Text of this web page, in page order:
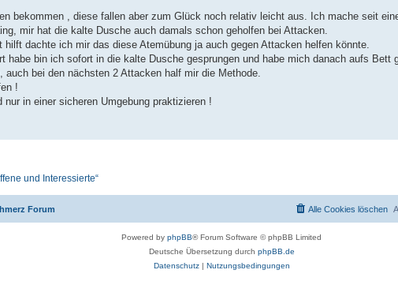
bekommen , diese fallen aber zum Glück noch relativ leicht aus. Ich mache seit
mir hat die kalte Dusche auch damals schon geholfen bei Attacken.
dachte ich mir das diese Atemübung ja auch gegen Attacken helfen könnte.
habe bin ich sofort in die kalte Dusche gesprungen und habe mich danach aufs Bett
bei den nächsten 2 Attacken half mir die Methode.
!
in einer sicheren Umgebung praktizieren !
und Interessierte“
Forum Alle Cookies löschen
Powered by phpBB® Forum Software © phpBB Limited
Deutsche Übersetzung durch phpBB.de
Datenschutz| Nutzungsbedingungen